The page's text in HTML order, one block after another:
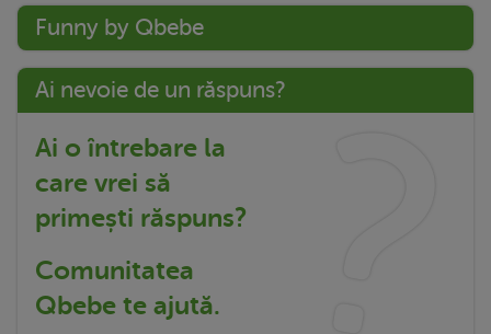
Funny by Qbebe
Ai nevoie de un răspuns?
Ai o întrebare la
care vrei să
primești răspuns?
Comunitatea
Qbebe te ajută.